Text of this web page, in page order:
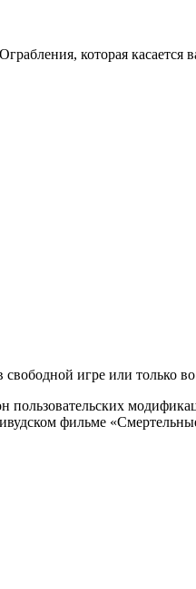
которая касается
игре или только
пользовательских
фильме